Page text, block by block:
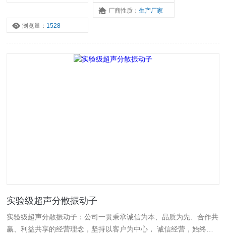
厂商性质： 生产厂家
浏览量： 1528
实验级超声分散振动子
实验级超声分散振动子：公司一贯秉承诚信为本、品质为先、合作共
赢、利益共享的经营理念，坚持以客户为中心， 诚信经营，始终如